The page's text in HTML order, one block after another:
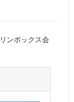
ンボックス会